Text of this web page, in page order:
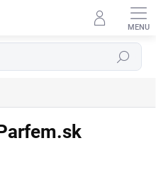
Hľadať